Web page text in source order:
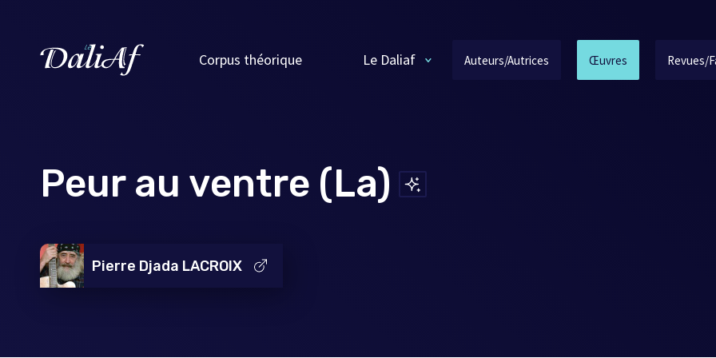
Corpus théorique Le Daliaf Auteurs/Autrices Œuvres Revues/
Peur au ventre (La)
Pierre Djada LACROIX